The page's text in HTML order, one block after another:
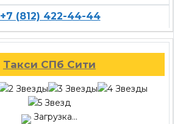
+7 (812) 422-44-44
Такси СПб Сити
Загрузка...